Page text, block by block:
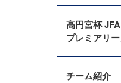
高円宮杯
プレミアリ
チーム紹介